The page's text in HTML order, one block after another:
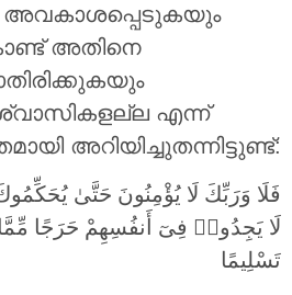
അതിനെ
എന്ന്
അറിയിച്ചുതന്നിട്ടുണ്ട്:
فَلَا وَرَبِّكَ لَا يُؤْمِنُونَ حَتَّىٰ
لَا يَجِدُوا۟ فِىٓ أَنفُسِهِمْ حَرَجًا
تَسْلِيمًا